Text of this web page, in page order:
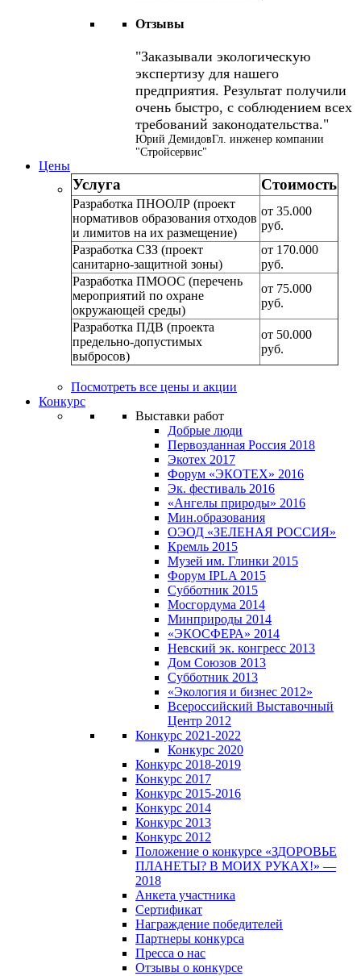
Отзывы
Заказывали экологическую
экспертизу для нашего
предприятия. Результат получили
очень быстро, с соблюдением всех
требований законодательства.
Юрий ДемидовГл. инженер компании
"Стройсервис"
Цены
Услуга Стоимость
Разработка ПНООЛР (проект
нормативов образования отходов
и лимитов на их размещение)
от 35.000
руб.
Разработка СЗЗ (проект
санитарно-защитной зоны)
от 170.000
руб.
Разработка ПМООС (перечень
мероприятий по охране
окружающей среды)
от 75.000
руб.
Разработка ПДВ (проекта
предельно-допустимых
выбросов)
от 50.000
руб.
Посмотреть все цены и акции
Конкурс
Выставки работ
Добрые люди
Первозданная Россия 2018
Экотех 2017
Форум «ЭКОТЕХ» 2016
Эк. фестиваль 2016
«Ангелы природы» 2016
Мин.образования
ОЭОД «ЗЕЛЕНАЯ РОССИЯ»
Кремль 2015
Музей им. Глинки 2015
Форум IPLA 2015
Субботник 2015
Мосгордума 2014
Минприроды 2014
«ЭКОСФЕРА» 2014
Невский эк. конгресс 2013
Дом Союзов 2013
Субботник 2013
«Экология и бизнес 2012»
Всероссийский Выставочный
Центр 2012
Конкурс 2021-2022
Конкурс 2020
Конкурс 2018-2019
Конкурс 2017
Конкурс 2015-2016
Конкурс 2014
Конкурс 2013
Конкурс 2012
Положение о конкурсе «ЗДОРОВЬЕ
ПЛАНЕТЫ? В МОИХ РУКАХ!» —
2018
Анкета участника
Сертификат
Награждение победителей
Партнеры конкурса
Пресса о нас
Отзывы о конкурсе